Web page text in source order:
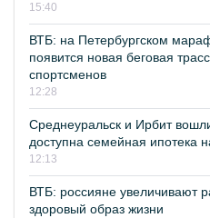
15:40
ВТБ: на Петербургском
появится новая беговая
спортсменов
12:28
Среднеуральск и Ирбит
доступна семейная ипотека
12:13
ВТБ: россияне увеличивают
здоровый образ жизни